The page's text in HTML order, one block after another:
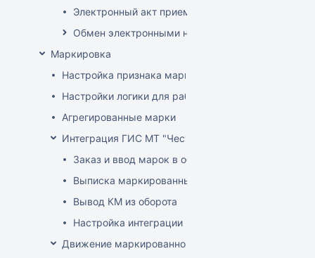
Электронный акт приемки
Обмен электронными накладными с
Маркировка
Настройка признака маркировки для товаров
Настройки логики для работы с маркированным
Агрегированные марки
Интеграция ГИС МТ "Честный знак" (РФ)
Заказ и ввод марок в оборот
Выписка маркированных товаров
Вывод КМ из оборота
Настройка интеграции
Движение маркированного товара